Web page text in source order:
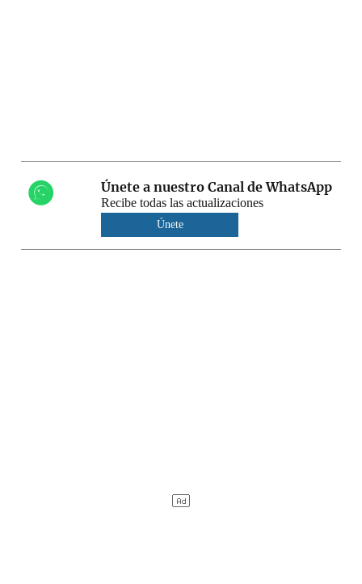
Únete a nuestro Canal de WhatsApp
Recibe todas las actualizaciones
Únete